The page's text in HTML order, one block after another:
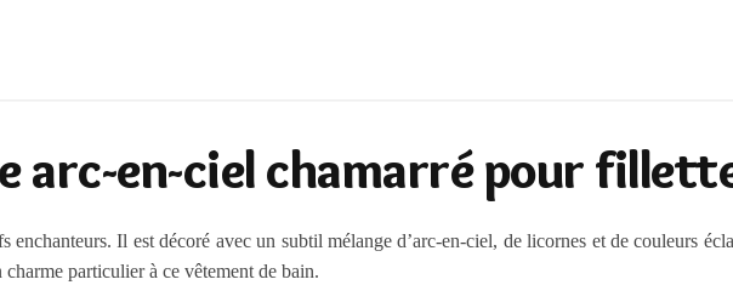
arc-en-ciel chamarré pour
Il est décoré avec un subtil mélange d’arc-en-ciel, de licornes et de couleurs
particulier à ce vêtement de bain.